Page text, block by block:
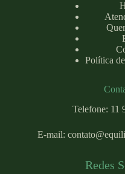
Política
Telefone: 11
E-mail:
Redes